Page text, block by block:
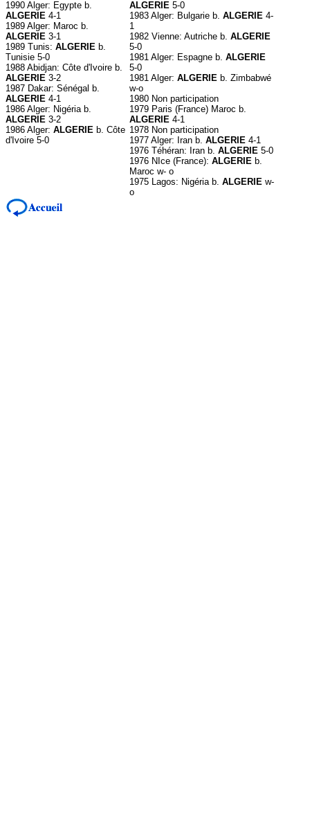
1990 Alger: Egypte b.
ALGERIE 4-1
1989 Alger: Maroc b.
ALGERIE 3-1
1989 Tunis: ALGERIE b.
Tunisie 5-0
1988 Abidjan: Côte d'Ivoire b.
ALGERIE 3-2
1987 Dakar: Sénégal b.
ALGERIE 4-1
1986 Alger: Nigéria b.
ALGERIE 3-2
1986 Alger: ALGERIE b. Côte
d'Ivoire 5-0
ALGERIE 5-0
1983 Alger: Bulgarie b. ALGERIE 4-
1
1982 Vienne: Autriche b. ALGERIE
5-0
1981 Alger: Espagne b. ALGERIE
5-0
1981 Alger: ALGERIE b. Zimbabwé
w-o
1980 Non participation
1979 Paris (France) Maroc b.
ALGERIE 4-1
1978 Non participation
1977 Alger: Iran b. ALGERIE 4-1
1976 Téhéran: Iran b. ALGERIE 5-0
1976 NIce (France): ALGERIE b.
Maroc w- o
1975 Lagos: Nigéria b. ALGERIE w-
o